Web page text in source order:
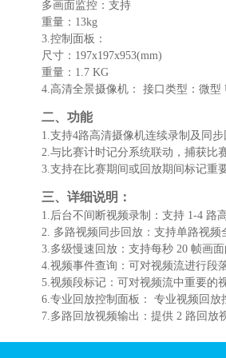
多画面监控：支持
重量：13kg
3.控制面板：
尺寸：197x197x953(mm)
重量：1.7 KG
4.高清全景摄像机： 接口类型：微型
二、功能
1.支持4路高清摄像机连续录制及同步
2.与比赛计时记分系统联动，捕获比
3.支持在比赛期间或回放期间标记重
三、详细说明：
1.后台不间断视频录制：支持 1-4 路
2. 多路视频同步回放：支持单路视频
3.多级慢速回放：支持每秒 20 帧画
4.视频事件查询：可对视频流进行段
5.视频段标记：可对视频流中重要的
6.专业回放控制面板： 专业视频回
7.多路回放视频输出：提供 2 路回放